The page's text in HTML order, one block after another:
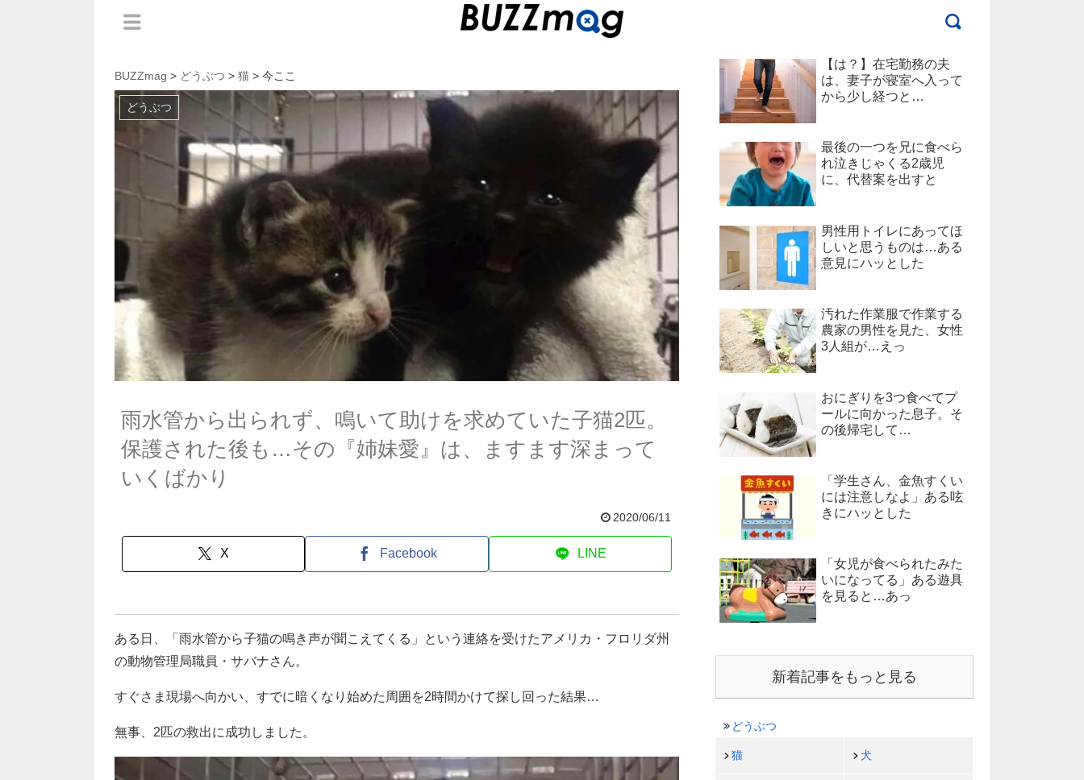
BUZZmag > どうぶつ > 猫 > 今ここ
どうぶつ
雨水管から出られず、鳴いて助けを求めていた子猫2匹。
保護された後も…その『姉妹愛』は、ますます深まって
いくばかり
2020/06/11
X Facebook LINE
ある日、「雨水管から子猫の鳴き声が聞こえてくる」という連絡を受けたアメリカ・フロリダ州
の動物管理局職員・サバナさん。
すぐさま現場へ向かい、すでに暗くなり始めた周囲を2時間かけて探し回った結果…
無事、2匹の救出に成功しました。
【は？】在宅勤務の夫
は、妻子が寝室へ入って
から少し経つと…
最後の一つを兄に食べら
れ泣きじゃくる2歳児
に、代替案を出すと
男性用トイレにあってほ
しいと思うものは…ある
意見にハッとした
汚れた作業服で作業する
農家の男性を見た、女性
3人組が…えっ
おにぎりを3つ食べてプ
ールに向かった息子。そ
の後帰宅して…
「学生さん、金魚すくい
には注意しなよ」ある呟
きにハッとした
「女児が食べられたみた
いになってる」ある遊具
を見ると…あっ
新着記事をもっと見る
どうぶつ
猫 犬